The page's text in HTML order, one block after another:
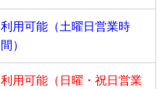
利用可能（土曜日営業時
間）
利用可能（日曜・祝日営業